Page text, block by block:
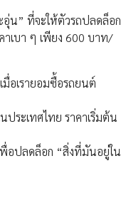
อุ่น” ที่จะให้ตัวรถปลดล็อก
เบา ๆ เพียง 600 บาท/
อเรายอมซื้อรถยนต์
ระเทศไทย ราคาเริ่มต้น
พื่อปลดล็อก “สิ่งที่มันอยู่ใน